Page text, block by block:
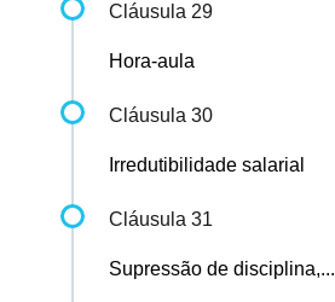
Cláusula 29
Hora-aula
Cláusula 30
Irredutibilidade salarial
Cláusula 31
Supressão de disciplina,...